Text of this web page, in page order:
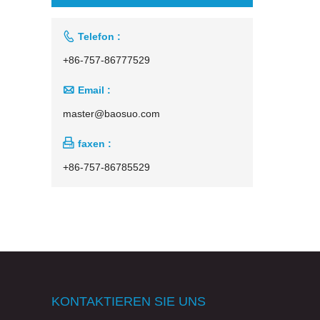
 Telefon :
+86-757-86777529
 Email :
master@baosuo.com
 faxen :
+86-757-86785529
KONTAKTIEREN SIE UNS